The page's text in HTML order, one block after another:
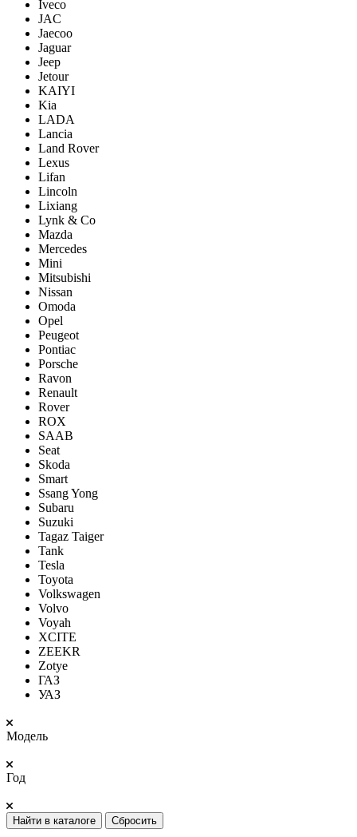
Iveco
JAC
Jaecoo
Jaguar
Jeep
Jetour
KAIYI
Kia
LADA
Lancia
Land Rover
Lexus
Lifan
Lincoln
Lixiang
Lynk & Co
Mazda
Mercedes
Mini
Mitsubishi
Nissan
Omoda
Opel
Peugeot
Pontiac
Porsсhe
Ravon
Renault
Rover
ROX
SAAB
Seat
Skoda
Smart
Ssang Yong
Subaru
Suzuki
Tagaz Taiger
Tank
Tesla
Toyota
Volkswagen
Volvo
Voyah
XCITE
ZEEKR
Zotye
ГАЗ
УАЗ
Модель
Год
Найти в каталоге Сбросить